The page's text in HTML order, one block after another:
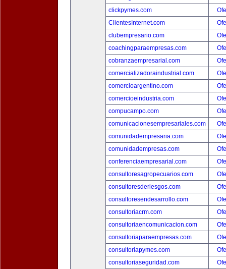
clickpymes.com
ClientesInternet.com
clubempresario.com
coachingparaempresas.com
cobranzaempresarial.com
comercializadoraindustrial.com
comercioargentino.com
comercioeindustria.com
compucampo.com
comunicacionesempresariales.com
comunidadempresaria.com
comunidadempresas.com
conferenciaempresarial.com
consultoresagropecuarios.com
consultoresderiesgos.com
consultoresendesarrollo.com
consultoriacrm.com
consultoriaencomunicacion.com
consultoriaparaempresas.com
consultoriapymes.com
consultoriaseguridad.com